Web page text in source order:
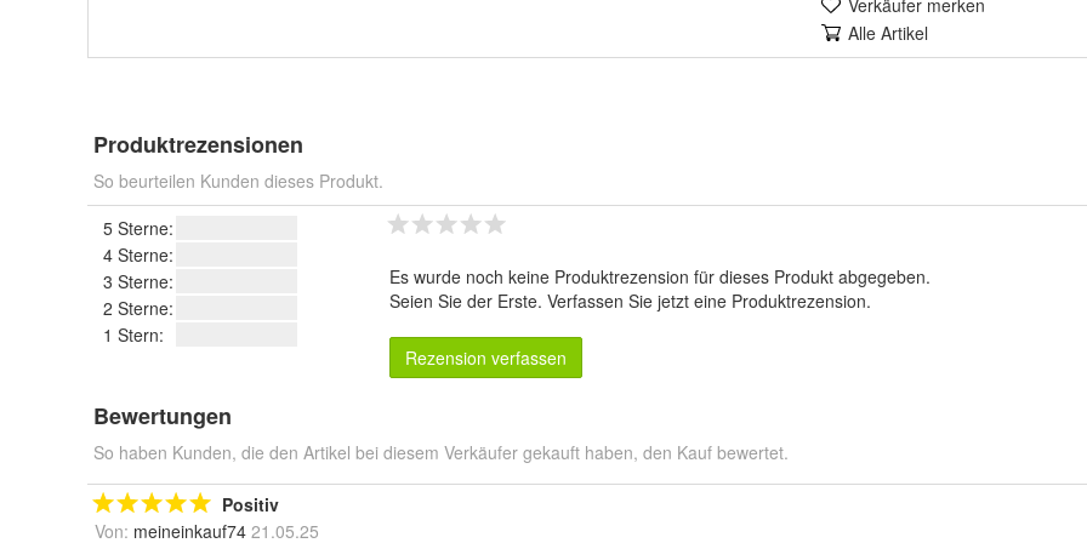
Verkäufer merken
Alle Artikel
Produktrezensionen
So beurteilen Kunden dieses Produkt.
5 Sterne:
4 Sterne:
3 Sterne:
2 Sterne:
1 Stern:
Es wurde noch keine Produktrezension für dieses Produkt abgegeben.
Seien Sie der Erste. Verfassen Sie jetzt eine Produktrezension.
Rezension verfassen
Bewertungen
So haben Kunden, die den Artikel bei diesem Verkäufer gekauft haben, den Kauf bewertet.
Positiv
Von: meineinkauf74 21.05.25